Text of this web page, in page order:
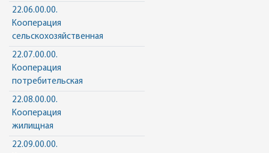
22.06.00.00.
Кооперация
сельскохозяйственная
22.07.00.00.
Кооперация
потребительская
22.08.00.00.
Кооперация
жилищная
22.09.00.00.